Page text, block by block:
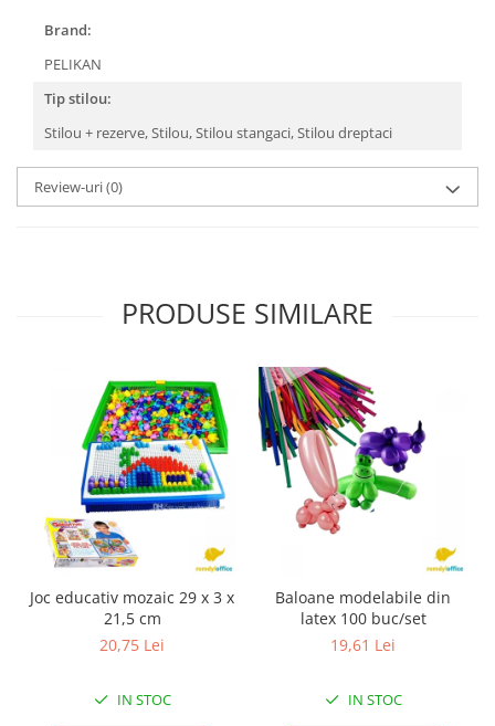
Brand:
PELIKAN
Tip stilou:
Stilou + rezerve,Stilou,Stilou stangaci,Stilou dreptaci
Review-uri(0)
PRODUSE SIMILARE
Joc educativ mozaic 29 x 3 x
21,5 cm
20,75 Lei
IN STOC
Baloane modelabile din
latex 100 buc/set
19,61 Lei
IN STOC